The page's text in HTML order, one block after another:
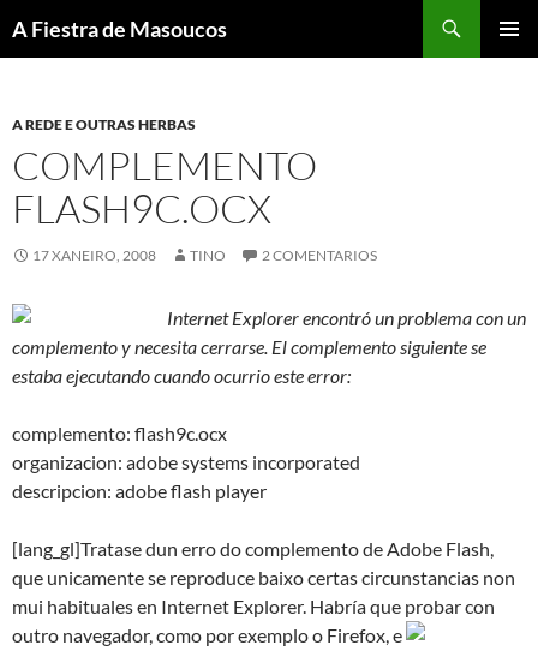
aoA Fiestra de Masoucos
A REDE E OUTRAS HERBAS
COMPLEMENTO
FLASH9C.OCX
17 XANEIRO, 2008 TINO 2 COMENTARIOS
Internet Explorer encontró un problema con un
complemento y necesita cerrarse. El complemento siguiente se
estaba ejecutando cuando ocurrio este error:
complemento: flash9c.ocx
organizacion: adobe systems incorporated
descripcion: adobe flash player
[lang_gl]Tratase dun erro do complemento de Adobe Flash,
que unicamente se reproduce baixo certas circunstancias non
mui habituales en Internet Explorer. Habría que probar con
outro navegador, como por exemplo o Firefox, e